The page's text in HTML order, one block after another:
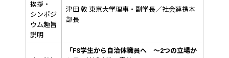
挨拶・
シンポジ
ウム趣旨
説明
津田 敦 東京大学理事・副学長／社会連携本
部長
「FS学生から自治体職員へ ～2つの立場か